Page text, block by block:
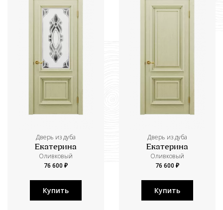
Дверь из дуба
Екатерина
Оливковый
76 600 ₽
Купить
Дверь из дуба
Екатерина
Оливковый
76 600 ₽
Купить